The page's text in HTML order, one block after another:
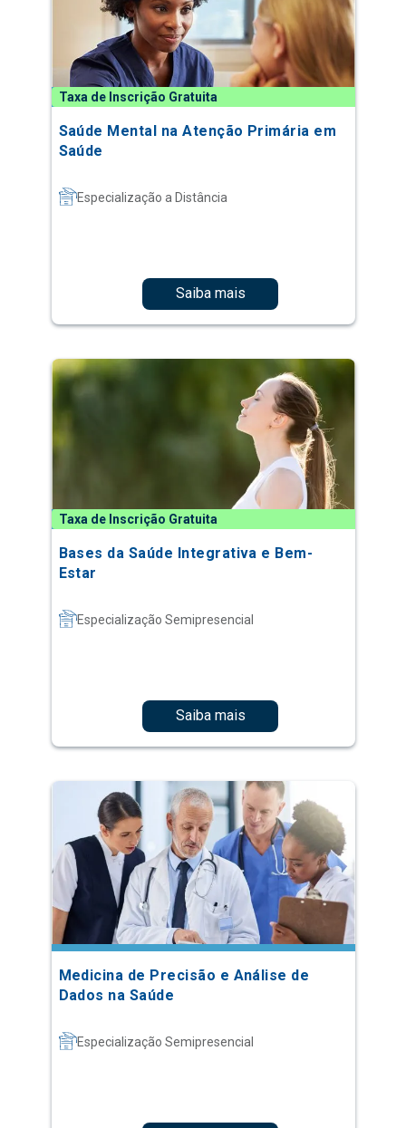
Taxa de Inscrição Gratuita
Saúde Mental na Atenção Primária em
Saúde
Especialização a Distância
Saiba mais
Taxa de Inscrição Gratuita
Bases da Saúde Integrativa e Bem-
Estar
Especialização Semipresencial
Saiba mais
Medicina de Precisão e Análise de
Dados na Saúde
Especialização Semipresencial